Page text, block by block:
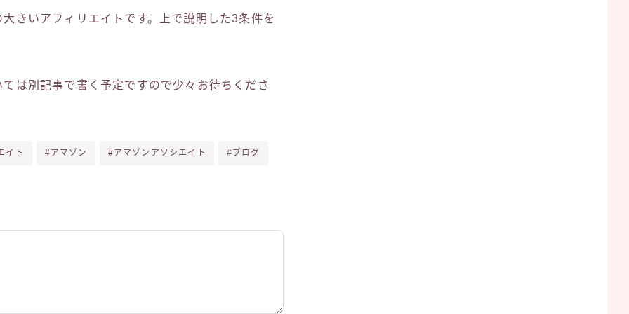
きいアフィリエイトです。上で説明した3条件を
は別記事で書く予定ですので少々お待ちくださ
イト #アマゾン #アマゾンアソシエイト #ブログ